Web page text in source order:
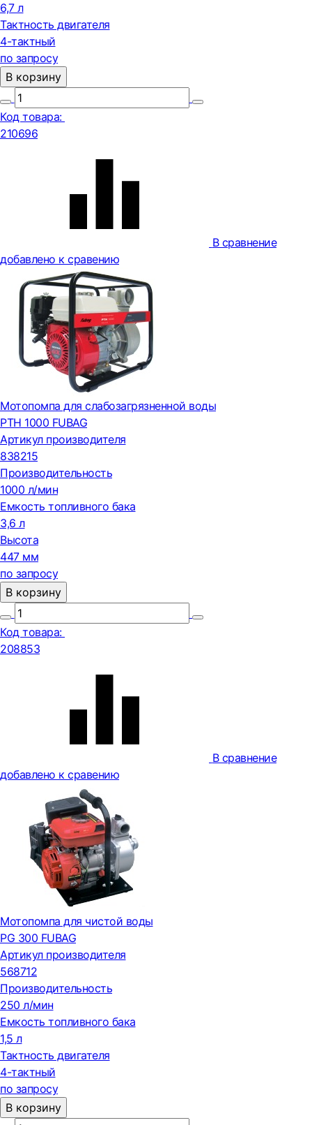
6,7 л
Тактность двигателя
4-тактный
по запросу
В корзину
Код товара:
210696
В сравнение
добавлено к сравению
Мотопомпа для слабозагрязненной воды
PTH 1000 FUBAG
Артикул производителя
838215
Производительность
1000 л/мин
Емкость топливного бака
3,6 л
Высота
447 мм
по запросу
В корзину
Код товара:
208853
В сравнение
добавлено к сравению
Мотопомпа для чистой воды
PG 300 FUBAG
Артикул производителя
568712
Производительность
250 л/мин
Емкость топливного бака
1,5 л
Тактность двигателя
4-тактный
по запросу
В корзину